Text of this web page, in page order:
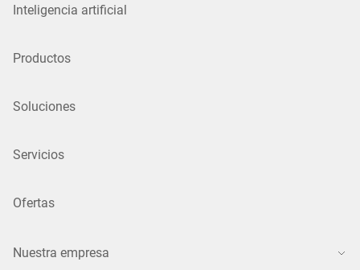
Inteligencia artificial
Productos
Soluciones
Servicios
Ofertas
Nuestra empresa